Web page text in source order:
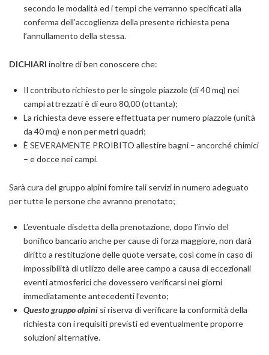
secondo le modalità ed i tempi che verranno specificati alla
conferma dell’accoglienza della presente richiesta pena
l’annullamento della stessa.
DICHIARI inoltre di ben conoscere che:
Il contributo richiesto per le singole piazzole (di 40 mq) nei
campi attrezzati è di euro 80,00 (ottanta);
La richiesta deve essere effettuata per numero piazzole (unità
da 40 mq) e non per metri quadri;
È SEVERAMENTE PROIBITO allestire bagni – ancorché chimici
– e docce nei campi.
Sarà cura del gruppo alpini fornire tali servizi in numero adeguato
per tutte le persone che avranno prenotato;
L’eventuale disdetta della prenotazione, dopo l’invio del
bonifico bancario anche per cause di forza maggiore, non darà
diritto a restituzione delle quote versate, così come in caso di
impossibilità di utilizzo delle aree campo a causa di eccezionali
eventi atmosferici che dovessero verificarsi nei giorni
immediatamente antecedenti l’evento;
Questo gruppo alpini si riserva di verificare la conformità della
richiesta con i requisiti previsti ed eventualmente proporre
soluzioni alternative.